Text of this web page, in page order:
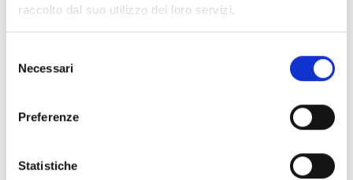
raccolto dal suo utilizzo dei loro servizi.
delNecessari
Preferenze
Statistiche